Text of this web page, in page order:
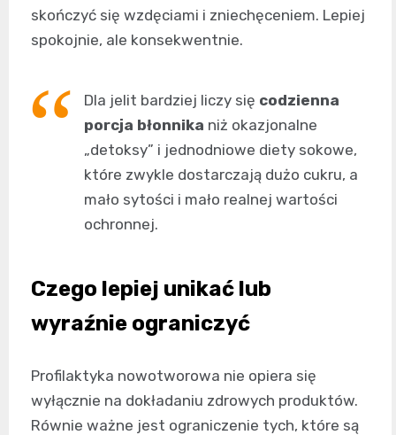
skończyć się wzdęciami i zniechęceniem. Lepiej
spokojnie, ale konsekwentnie.
Dla jelit bardziej liczy się codzienna
porcja błonnika niż okazjonalne
„detoksy” i jednodniowe diety sokowe,
które zwykle dostarczają dużo cukru, a
mało sytości i mało realnej wartości
ochronnej.
Czego lepiej unikać lub
wyraźnie ograniczyć
Profilaktyka nowotworowa nie opiera się
wyłącznie na dokładaniu zdrowych produktów.
Równie ważne jest ograniczenie tych, które są